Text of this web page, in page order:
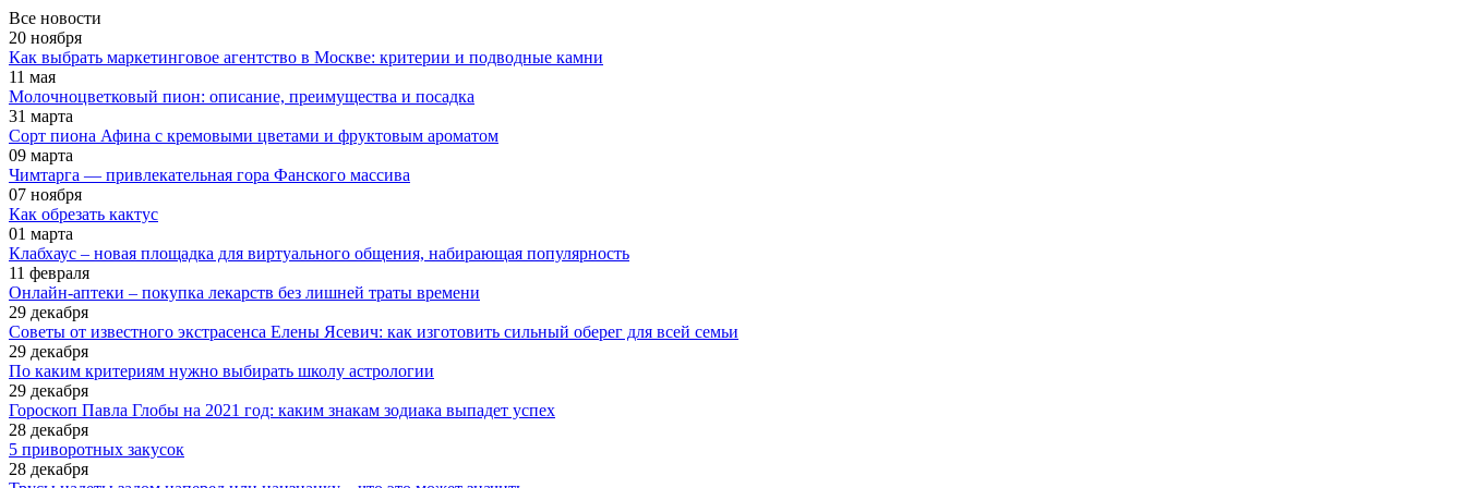
Все новости
20 ноября
Как выбрать маркетинговое агентство в Москве: критерии и подводные камни
11 мая
Молочноцветковый пион: описание, преимущества и посадка
31 марта
Сорт пиона Афина с кремовыми цветами и фруктовым ароматом
09 марта
Чимтарга — привлекательная гора Фанского массива
07 ноября
Как обрезать кактус
01 марта
Клабхаус – новая площадка для виртуального общения, набирающая популярность
11 февраля
Онлайн-аптеки – покупка лекарств без лишней траты времени
29 декабря
Советы от известного экстрасенса Елены Ясевич: как изготовить сильный оберег для всей семьи
29 декабря
По каким критериям нужно выбирать школу астрологии
29 декабря
Гороскоп Павла Глобы на 2021 год: каким знакам зодиака выпадет успех
28 декабря
5 приворотных закусок
28 декабря